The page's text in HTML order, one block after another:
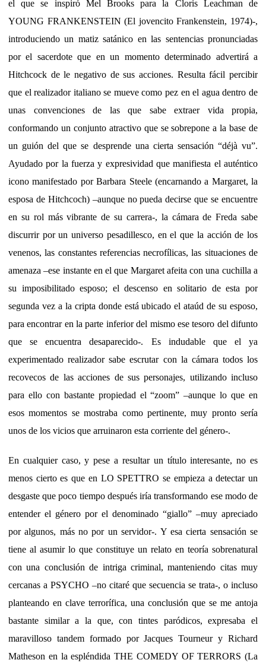
el que se inspiró Mel Brooks para la Cloris Leachman de
YOUNG FRANKENSTEIN (El jovencito Frankenstein, 1974)-,
introduciendo un matiz satánico en las sentencias pronunciadas
por el sacerdote que en un momento determinado advertirá a
Hitchcock de le negativo de sus acciones. Resulta fácil percibir
que el realizador italiano se mueve como pez en el agua dentro de
unas convenciones de las que sabe extraer vida propia,
conformando un conjunto atractivo que se sobrepone a la base de
un guión del que se desprende una cierta sensación “déjà vu”.
Ayudado por la fuerza y expresividad que manifiesta el auténtico
icono manifestado por Barbara Steele (encarnando a Margaret, la
esposa de Hitchcoch) –aunque no pueda decirse que se encuentre
en su rol más vibrante de su carrera-, la cámara de Freda sabe
discurrir por un universo pesadillesco, en el que la acción de los
venenos, las constantes referencias necrofílicas, las situaciones de
amenaza –ese instante en el que Margaret afeita con una cuchilla a
su imposibilitado esposo; el descenso en solitario de esta por
segunda vez a la cripta donde está ubicado el ataúd de su esposo,
para encontrar en la parte inferior del mismo ese tesoro del difunto
que se encuentra desaparecido-. Es indudable que el ya
experimentado realizador sabe escrutar con la cámara todos los
recovecos de las acciones de sus personajes, utilizando incluso
para ello con bastante propiedad el “zoom” –aunque lo que en
esos momentos se mostraba como pertinente, muy pronto sería
unos de los vicios que arruinaron esta corriente del género-.
En cualquier caso, y pese a resultar un título interesante, no es
menos cierto es que en LO SPETTRO se empieza a detectar un
desgaste que poco tiempo después iría transformando ese modo de
entender el género por el denominado “giallo” –muy apreciado
por algunos, más no por un servidor-. Y esa cierta sensación se
tiene al asumir lo que constituye un relato en teoría sobrenatural
con una conclusión de intriga criminal, manteniendo citas muy
cercanas a PSYCHO –no citaré que secuencia se trata-, o incluso
planteando en clave terrorífica, una conclusión que se me antoja
bastante similar a la que, con tintes paródicos, expresaba el
maravilloso tandem formado por Jacques Tourneur y Richard
Matheson en la espléndida THE COMEDY OF TERRORS (La